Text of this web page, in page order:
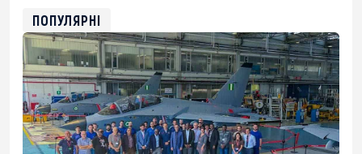
0xfD02863D3289416fcF50975c9DFda13623f97758
ПОПУЛЯРНІ